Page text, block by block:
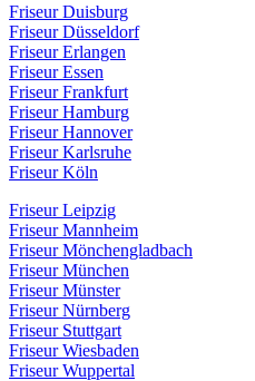
Friseur Duisburg
Friseur Düsseldorf
Friseur Erlangen
Friseur Essen
Friseur Frankfurt
Friseur Hamburg
Friseur Hannover
Friseur Karlsruhe
Friseur Köln
Friseur Leipzig
Friseur Mannheim
Friseur Mönchengladbach
Friseur München
Friseur Münster
Friseur Nürnberg
Friseur Stuttgart
Friseur Wiesbaden
Friseur Wuppertal